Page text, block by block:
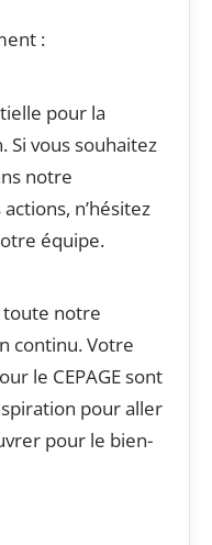
:
pour la
Si vous souhaitez
notre
n’hésitez
équipe.
notre
continu. Votre
le CEPAGE sont
pour aller
pour le bien-